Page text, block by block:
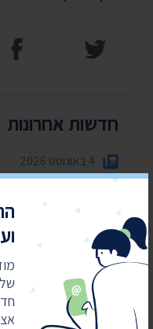
חדשות אחרונות
4 באוגוסט 2026
חשפנו: דוחות
עתרנו וחשפנו:
28 ביולי 2026
הוצאות מעונות ראש